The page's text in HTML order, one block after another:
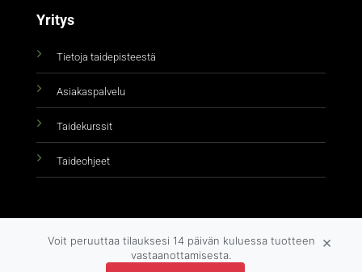
Yritys
Tietoja taidepisteestä
Asiakaspalvelu
Taidekurssit
Taideohjeet
Voit peruuttaa tilauksesi 14 päivän kuluessa tuotteen
vastaanottamisesta.
×